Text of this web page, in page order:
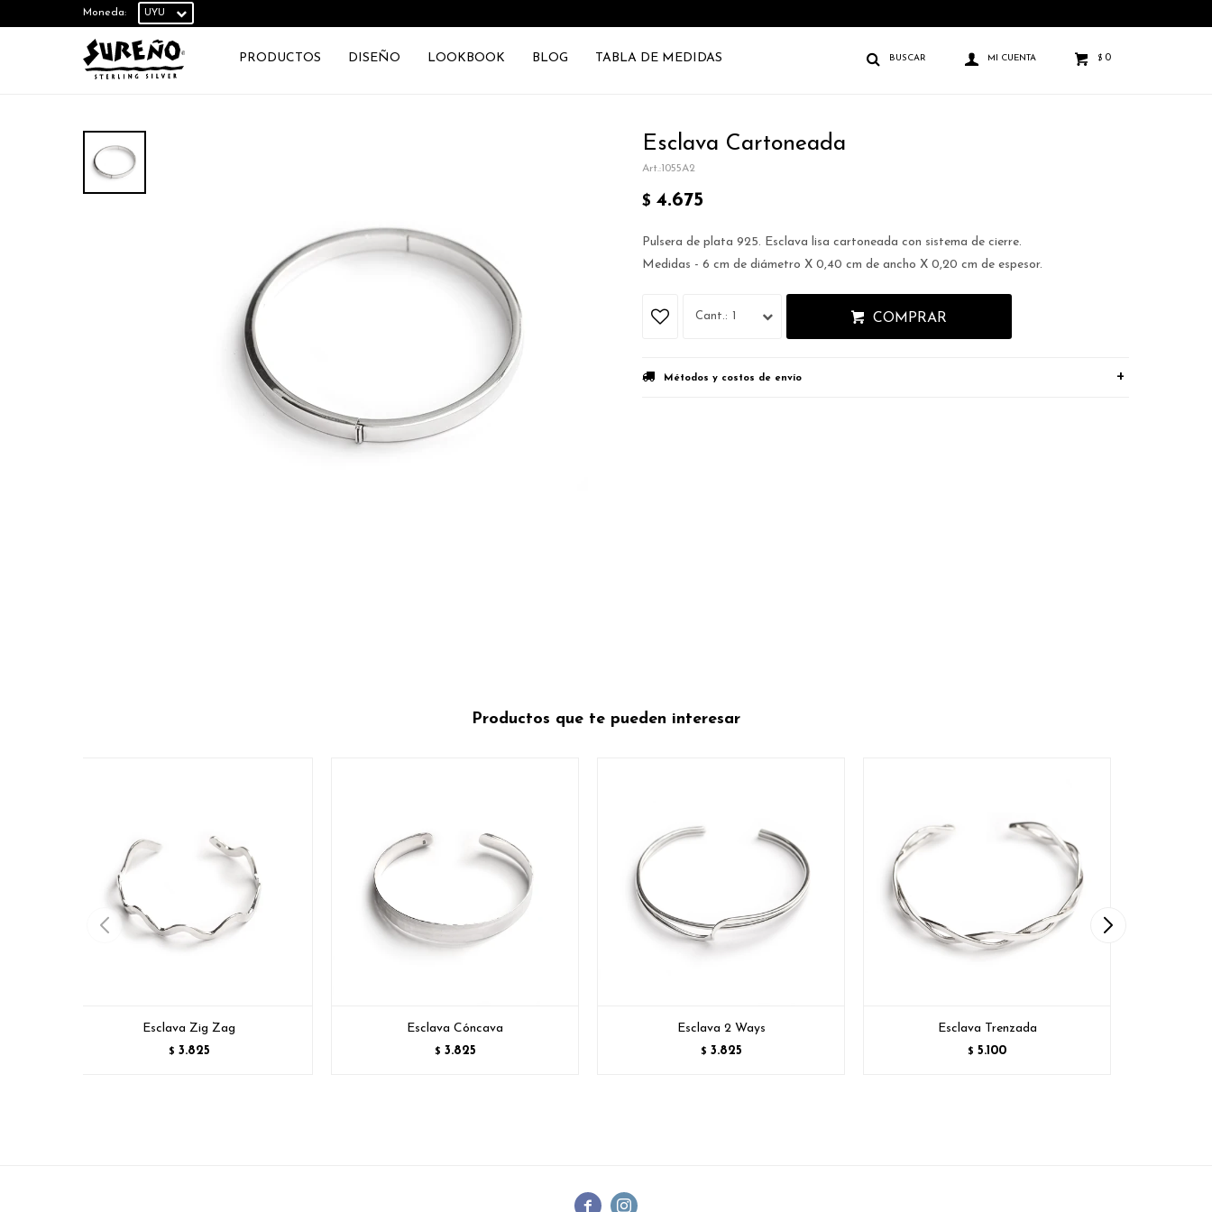
PRODUCTOS DISEÑO LOOKBOOK BLOG TABLA DE MEDIDAS $ 0
Moneda:
Esclava Cartoneada
1055A2
$ 4.675
Pulsera de plata 925. Esclava lisa cartoneada con sistema de cierre.
Medidas - 6 cm de diámetro X 0,40 cm de ancho X 0,20 cm de espesor.
1 COMPRAR
Métodos y costos de envío
Productos que te pueden interesar
Esclava Zig Zag
$ 3.825
Esclava Cóncava
$ 3.825
Esclava 2 Ways
$ 3.825
Esclava Trenzada
$ 5.100
 